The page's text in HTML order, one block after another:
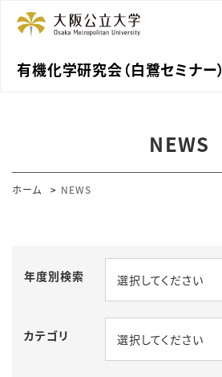
有機化学研究会（白鷺セミナー）
NEWS
ホーム NEWS
年度別検索 選択してください
カテゴリ 選択してください